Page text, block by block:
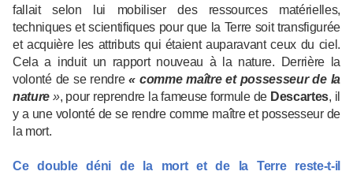
fallait selon lui mobiliser des ressources matérielles,
techniques et scientifiques pour que la Terre soit transfigurée
et acquière les attributs qui étaient auparavant ceux du ciel.
Cela a induit un rapport nouveau à la nature. Derrière la
volonté de se rendre« comme maître et possesseur de la
nature », pour reprendre la fameuse formule de Descartes, il
y a une volonté de se rendre comme maître et possesseur de
la mort.
Ce double déni de la mort et de la Terre reste-t-il